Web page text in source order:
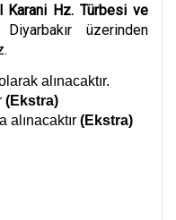
Karani Hz. Türbesi ve
üzerinden
alınacaktır.
(Ekstra)
alınacaktır (Ekstra)